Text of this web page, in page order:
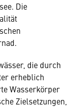
Die
die durch
erheblich
Wasserkörper
Zielsetzungen,